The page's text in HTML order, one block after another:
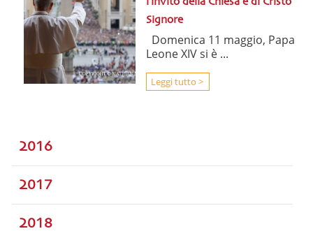
l’invito della Chiesa e di Cristo
Signore
Domenica 11 maggio, Papa
Leone XIV si è ...
Leggi tutto >
2016
2017
2018